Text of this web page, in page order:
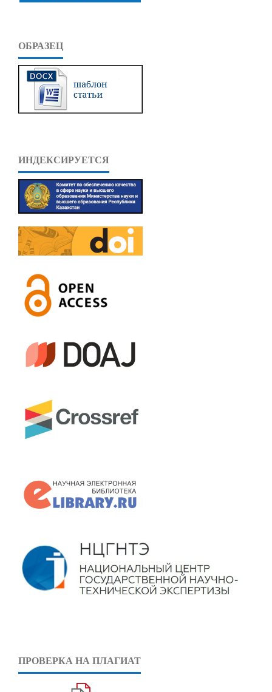
ОБРАЗЕЦ
ИНДЕКСИРУЕТСЯ
ПРОВЕРКА НА ПЛАГИАТ